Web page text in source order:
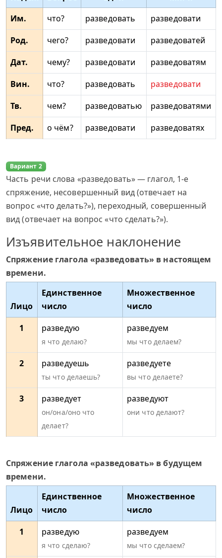
Им.
что? разведовать
разведовати
Род.
чего? разведовати
разведоватей
Дат.
чему? разведовати
разведоватям
Вин.
что? разведовать
разведовати
Тв.
чем? разведоватью
разведоватями
Пред.
о чём? разведовати разведоватях
Вариант 2
Часть речи слова «разведовать» — глагол, 1-е
спряжение, несовершенный вид (отвечает на
вопрос «что делать?»), переходный, совершенный
вид (отвечает на вопрос «что сделать?»).
Изъявительное наклонение
Спряжение глагола «разведовать» в настоящем
времени.
Лицо
Единственное
число
Множественное
число
1
разведую
я что делаю?
разведуем
мы что делаем?
2 разведуешь
ты что делаешь?
разведуете
вы что делаете?
3 разведует
он/она/оно что
делает?
разведуют
они что делают?
Спряжение глагола «разведовать» в будущем
времени.
Лицо
Единственное
число
Множественное
число
1
разведую
я что сделаю?
разведуем
мы что сделаем?